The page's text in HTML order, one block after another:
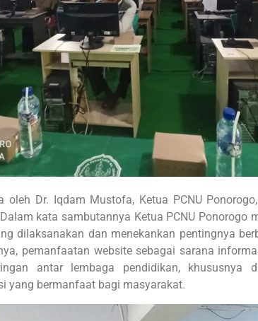
oleh Dr. Iqdam Mustofa, Ketua PCNU
kata sambutannya Ketua PCNU Ponorogo
dilaksanakan dan menekankan pentingnya
pemanfaatan website sebagai sarana
antar lembaga pendidikan, khususnya
yang bermanfaat bagi masyarakat.